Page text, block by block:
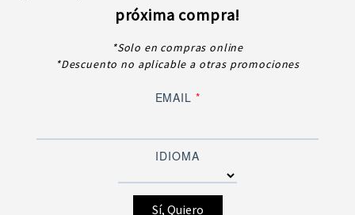
próxima compra!
*Solo en compras online
*Descuento no aplicable a otras promociones
EMAIL *
IDIOMA